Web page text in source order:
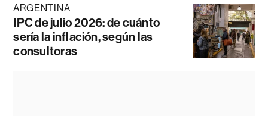
ARGENTINA
IPC de julio 2026: de cuánto
sería la inflación, según las
consultoras